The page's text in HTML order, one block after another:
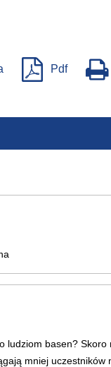
Pdf
ludziom basen?
mniej uczestników